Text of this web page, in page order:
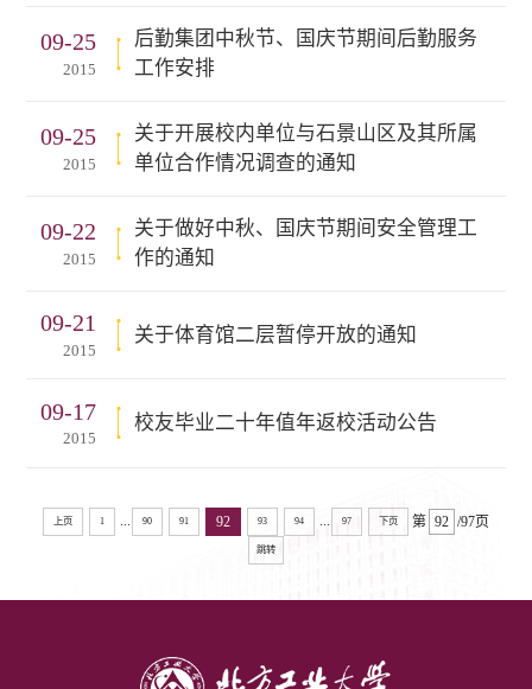
09-25
2015
后勤集团中秋节、国庆节期间后勤服务
工作安排
09-25
2015
关于开展校内单位与石景山区及其所属
单位合作情况调查的通知
09-22
2015
关于做好中秋、国庆节期间安全管理工
作的通知
09-21
2015
关于体育馆二层暂停开放的通知
09-17
2015
校友毕业二十年值年返校活动公告
上页 1 ... 90 91 92 93 94 ... 97 下页 第 /97页
跳转